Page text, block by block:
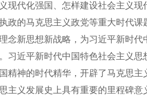
现代化强国、怎样建设社会主义
政的马克思主义政党等重大时代课
念新思想新战略，为习近平新时
习近平新时代中国特色社会主义
精神的时代精华，开辟了马克思
主义发展史上具有重要的里程碑意